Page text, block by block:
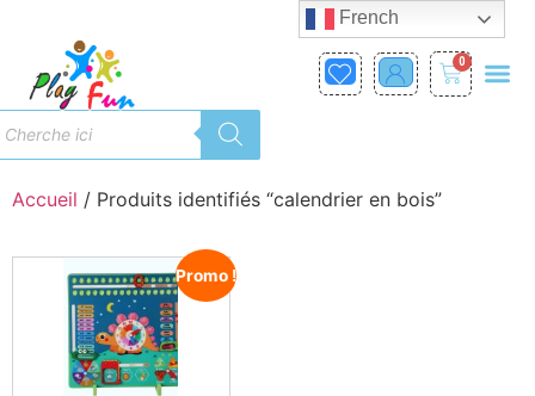
0
Accueil / Produits identifiés “calendrier en bois”
Promo !
French